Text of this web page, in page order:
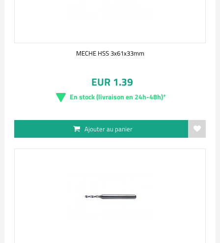
MECHE HSS 3x61x33mm
EUR 1.39
En stock (livraison en 24h-48h)*
Ajouter au panier